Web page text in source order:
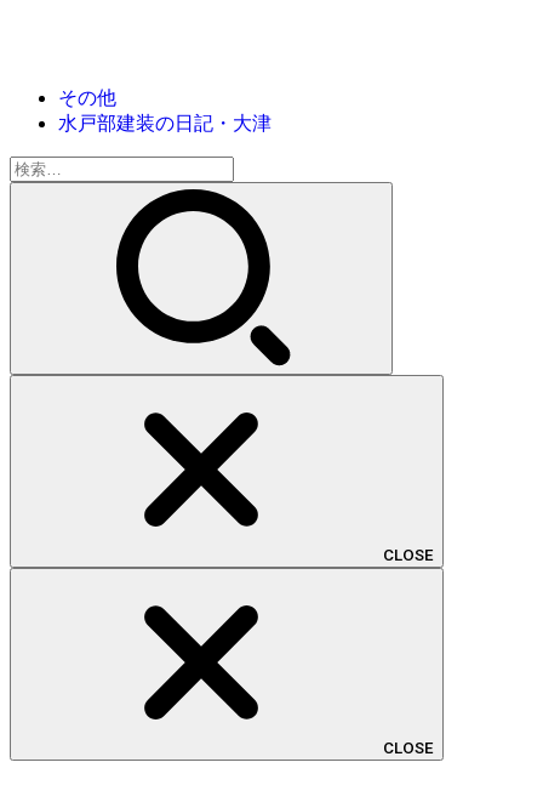
その他
水戸部建装の日記・大津
検
索:
CLOSE
CLOSE